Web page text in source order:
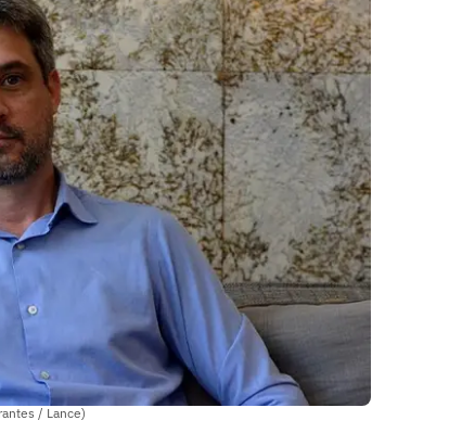
/ Lance)